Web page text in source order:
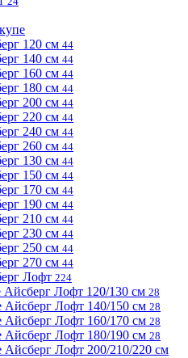
120 см 44
140 см 44
160 см 44
180 см 44
200 см 44
220 см 44
240 см 44
260 см 44
130 см 44
150 см 44
170 см 44
190 см 44
210 см 44
230 см 44
250 см 44
270 см 44
Лофт 224
Лофт 120/130 см 28
Лофт 140/150 см 28
Лофт 160/170 см 28
Лофт 180/190 см 28
Лофт 200/210/220 см